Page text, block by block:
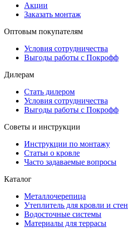
Акции
Заказать монтаж
Оптовым покупателям
Условия сотрудничества
Выгоды работы с Покрофф
Дилерам
Стать дилером
Условия сотрудничества
Выгоды работы с Покрофф
Советы и инструкции
Инструкции по монтажу
Статьи о кровле
Часто задаваемые вопросы
Каталог
Металлочерепица
Утеплитель для кровли и стен
Водосточные системы
Материалы для террасы